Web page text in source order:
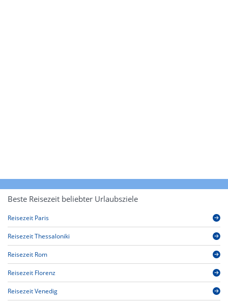
Beste Reisezeit beliebter Urlaubsziele
Reisezeit Paris
Reisezeit Thessaloniki
Reisezeit Rom
Reisezeit Florenz
Reisezeit Venedig